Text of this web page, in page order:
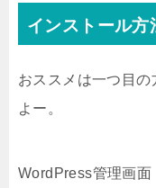
インストール方
おススメは一つ目
よー。
WordPress管理